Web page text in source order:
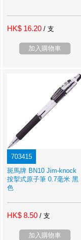
HK$ 16.20 / 支
加入購物車
703415
斑馬牌 BN10 Jim-knock
按掣式原子筆 0.7毫米 黑
色
HK$ 8.50 / 支
加入購物車